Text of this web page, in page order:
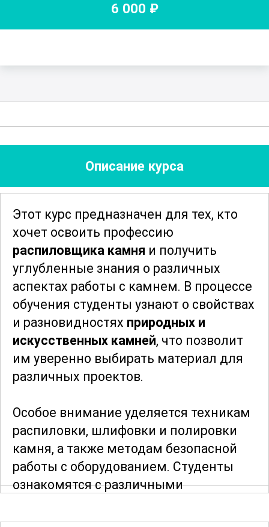
6 000 ₽
Описание курса
Этот курс предназначен для тех, кто
хочет освоить профессию
распиловщика камня и получить
углубленные знания о различных
аспектах работы с камнем. В процессе
обучения студенты узнают о свойствах
и разновидностях природных и
искусственных камней, что позволит
им уверенно выбирать материал для
различных проектов.
Особое внимание уделяется техникам
распиловки, шлифовки и полировки
камня, а также методам безопасной
работы с оборудованием. Студенты
ознакомятся с различными
используемыми в этой сфере, и